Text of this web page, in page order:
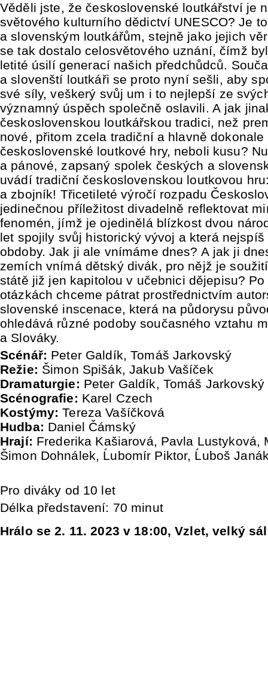
Věděli jste, že československé loutkářství je
světového kulturního dědictví UNESCO? Je
a slovenským loutkářům, stejně jako jejich
se tak dostalo celosvětového uznání, čímž
letité úsilí generací našich předchůdců.
a slovenští loutkáři se proto nyní sešli, aby
své síly, veškerý svůj um i to nejlepší ze
významný úspěch společně oslavili. A jak
československou loutkářskou tradici, než
nové, přitom zcela tradiční a hlavně dokonale
československé loutkové hry, neboli kusu?
a pánové, zapsaný spolek českých a
uvádí tradiční československou loutkovou
a zbojník! Třicetileté výročí rozpadu
jedinečnou příležitost divadelně reflektovat
fenomén, jímž je ojedinělá blízkost dvou
let spojily svůj historický vývoj a která
obdoby. Jak ji ale vnímáme dnes? A jak ji
zemích vnímá dětský divák, pro nějž je
státě již jen kapitolou v učebnici dějepisu? Po
otázkách chceme pátrat prostřednictvím
slovenské inscenace, která na půdorysu
ohledává různé podoby současného vztahu
a Slováky.
Scénář: Peter Galdík, Tomáš Jarkovský
Režie: Šimon Spišák, Jakub Vašíček
Dramaturgie: Peter Galdík, Tomáš Jarkovský
Scénografie: Karel Czech
Kostýmy: Tereza Vašíčková
Hudba: Daniel Čámský
Hrají: Frederika Kašiarová, Pavla Lustyková,
Šimon Dohnálek, Ĺubomír Piktor, Ĺuboš
Pro diváky od 10 let
Délka představení: 70 minut
Hrálo se 2. 11. 2023 v 18:00, Vzlet, velký sál